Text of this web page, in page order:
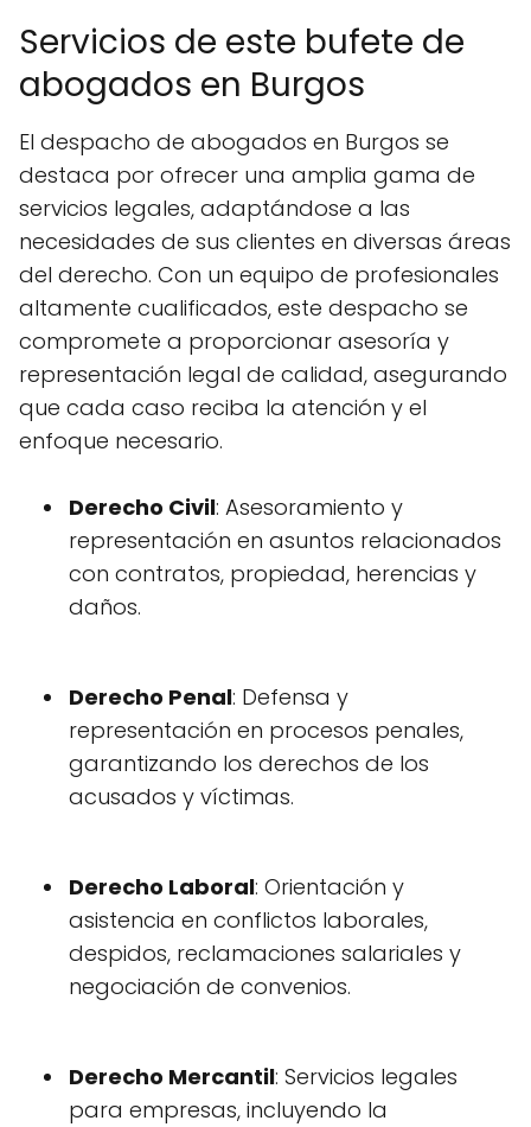
Servicios de este bufete de
abogados en Burgos
El despacho de abogados en Burgos se
destaca por ofrecer una amplia gama de
servicios legales, adaptándose a las
necesidades de sus clientes en diversas áreas
del derecho. Con un equipo de profesionales
altamente cualificados, este despacho se
compromete a proporcionar asesoría y
representación legal de calidad, asegurando
que cada caso reciba la atención y el
enfoque necesario.
Derecho Civil: Asesoramiento y
representación en asuntos relacionados
con contratos, propiedad, herencias y
daños.
Derecho Penal: Defensa y
representación en procesos penales,
garantizando los derechos de los
acusados y víctimas.
Derecho Laboral: Orientación y
asistencia en conflictos laborales,
despidos, reclamaciones salariales y
negociación de convenios.
Derecho Mercantil: Servicios legales
para empresas, incluyendo la